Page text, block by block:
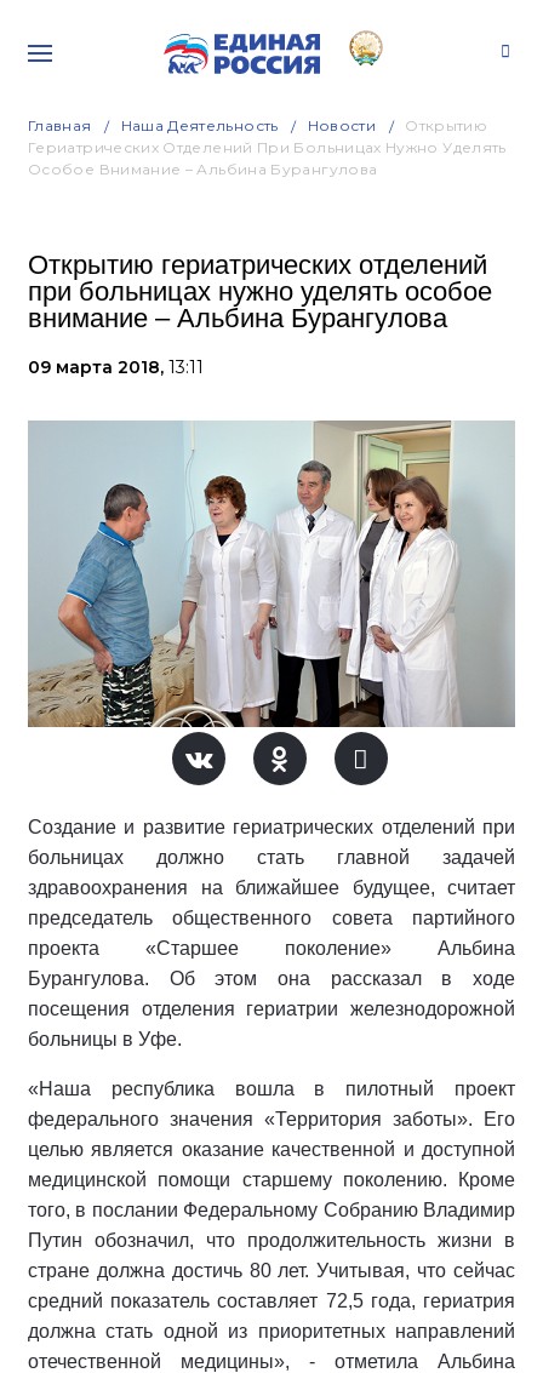
Главная Наша Деятельность Новости
Открытию
Гериатрических Отделений При Больницах Нужно Уделять
Особое Внимание – Альбина Бурангулова
Открытию гериатрических отделений
при больницах нужно уделять особое
внимание – Альбина Бурангулова
09 марта 2018, 13:11
Создание и развитие гериатрических отделений при
больницах должно стать главной задачей
здравоохранения на ближайшее будущее, считает
председатель общественного совета партийного
проекта «Старшее поколение» Альбина
Бурангулова. Об этом она рассказал в ходе
посещения отделения гериатрии железнодорожной
больницы в Уфе.
«Наша республика вошла в пилотный проект
федерального значения «Территория заботы». Его
целью является оказание качественной и доступной
медицинской помощи старшему поколению. Кроме
того, в послании Федеральному Собранию Владимир
Путин обозначил, что продолжительность жизни в
стране должна достичь 80 лет. Учитывая, что сейчас
средний показатель составляет 72,5 года, гериатрия
должна стать одной из приоритетных направлений
отечественной медицины», - отметила Альбина